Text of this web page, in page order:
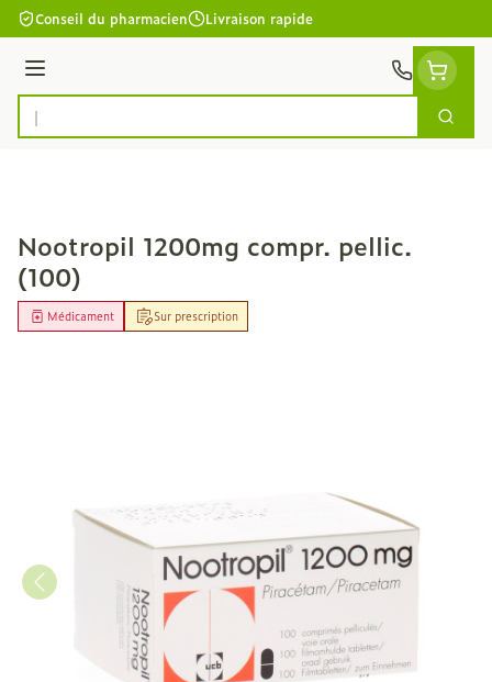
Aller au contenu
Conseil du pharmacien Livraison rapide
Menu
Rechercher
Nootropil 1200mg compr. pellic.
(100)
Sur prescription
Médicament